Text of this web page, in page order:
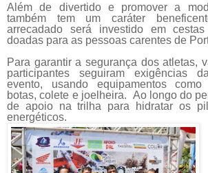
Além de divertido e promover a
também tem um caráter
arrecadado será investido em
doadas para as pessoas carentes de
Para garantir a segurança dos atletas,
participantes seguiram exigências
evento, usando equipamentos como
botas, colete e joelheira. Ao longo do
de apoio na trilha para hidratar os
energéticos.